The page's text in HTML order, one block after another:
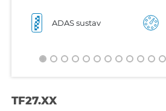
ADAS sustav
TF27.XX